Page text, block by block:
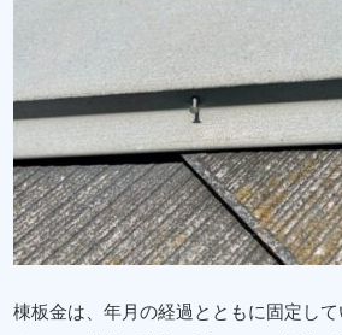
棟板金は、年月の経過とともに固定し